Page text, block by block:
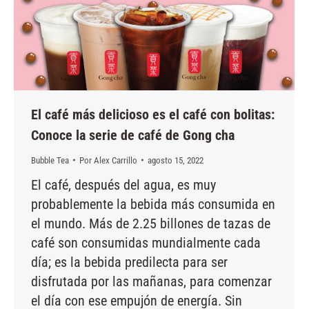
El café más delicioso es el café con bolitas:
Conoce la serie de café de Gong cha
Bubble Tea Por Alex Carrillo agosto 15, 2022
El café, después del agua, es muy
probablemente la bebida más consumida en
el mundo. Más de 2.25 billones de tazas de
café son consumidas mundialmente cada
día; es la bebida predilecta para ser
disfrutada por las mañanas, para comenzar
el día con ese empujón de energía. Sin